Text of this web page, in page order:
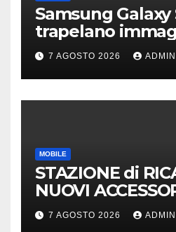
Samsung Galaxy
trapelano
risoluzione e
design
7 AGOSTO 2026 ADMIN
MOBILE
STAZIONE di
NUOVI
40Gb SBS
7 AGOSTO 2026 ADMIN